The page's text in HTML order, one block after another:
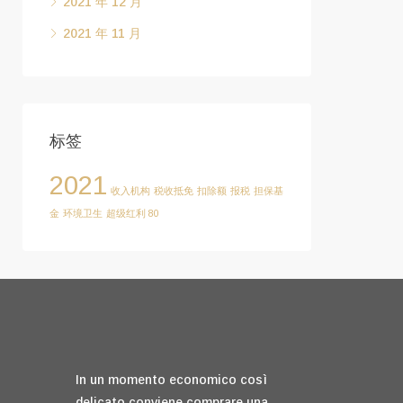
2021 年 11 月
标签
2021 收入机构 税收抵免 扣除额 报税 担保基
金 环境卫生 超级红利 80
In un momento economico così